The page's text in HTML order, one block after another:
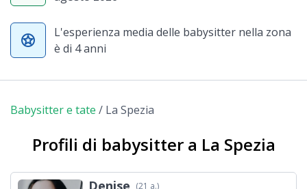
stars
L'esperienza media delle babysitter nella zona
è di 4 anni
Babysitter e tate / La Spezia
Profili di babysitter a La Spezia
Denise (21 a.)